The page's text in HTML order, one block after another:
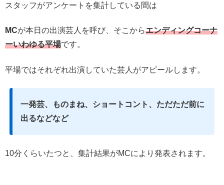
スタッフがアンケートを集計している間は
MCが本日の出演芸人を呼び、そこからエンディングコーナ
ーいわゆる平場です。
平場ではそれぞれ出演していた芸人がアピールします。
一発芸、ものまね、ショートコント、ただただ前に
出るなどなど
10分くらいたつと、集計結果がMCにより発表されます。